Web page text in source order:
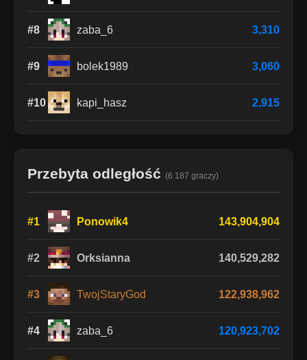
#8 zaba_6 3,310
#9 bolek1989 3,060
#10 kapi_hasz 2,915
Przebyta odległość (6 187 graczy)
#1 Ponowik4 143,904,904
#2 Orksianna 140,529,282
#3 TwojStaryGod 122,938,962
#4 zaba_6 120,923,702